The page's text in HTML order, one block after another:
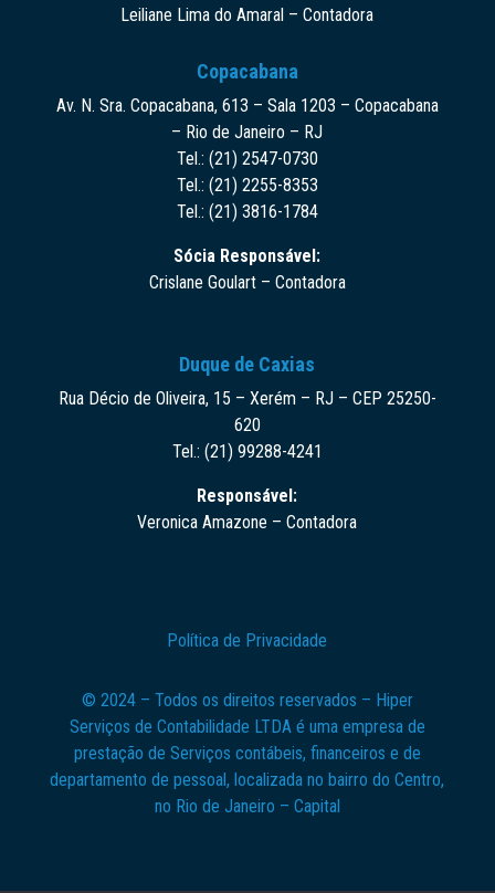
Leiliane Lima do Amaral – Contadora
Copacabana
Av. N. Sra. Copacabana, 613 – Sala 1203 – Copacabana
– Rio de Janeiro – RJ
Tel.: (21) 2547-0730
Tel.: (21) 2255-8353
Tel.: (21) 3816-1784
Sócia Responsável:
Crislane Goulart – Contadora
Duque de Caxias
Rua Décio de Oliveira, 15 – Xerém – RJ – CEP 25250-
620
Tel.: (21) 99288-4241
Responsável:
Veronica Amazone – Contadora
Política de Privacidade
© 2024 – Todos os direitos reservados – Hiper
Serviços de Contabilidade LTDA é uma empresa de
prestação de Serviços contábeis, financeiros e de
departamento de pessoal, localizada no bairro do Centro,
no Rio de Janeiro – Capital